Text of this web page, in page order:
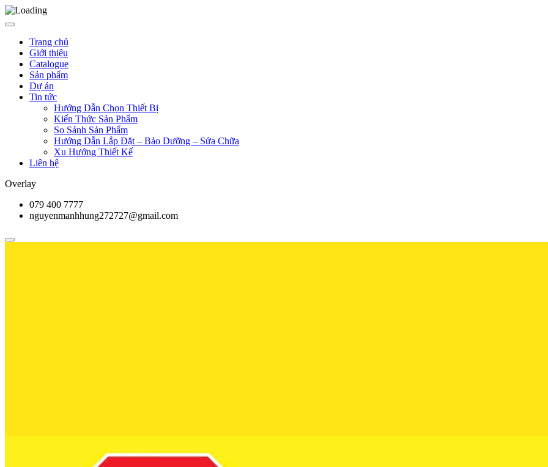
Trang chủ
Giới thiệu
Catalogue
Sản phẩm
Dự án
Tin tức
Hướng Dẫn Chọn Thiết Bị
Kiến Thức Sản Phẩm
So Sánh Sản Phẩm
Hướng Dẫn Lắp Đặt – Bảo Dưỡng – Sửa Chữa
Xu Hướng Thiết Kế
Liên hệ
Overlay
079 400 7777
nguyenmanhhung272727@gmail.com